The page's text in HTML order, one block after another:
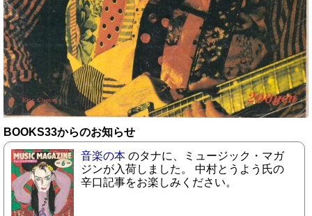
BOOKS33からのお知らせ
音楽の本 のタナに、ミュージック・マガ
ジンが入荷しました。 中村とうよう氏の
辛口記事をお楽しみください。